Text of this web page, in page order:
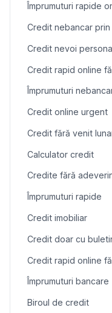
Împrumuturi rapide
Credit nebancar
Credit nevoi
Credit rapid online
Împrumuturi
Credit online urgent
Credit fără venit
Calculator credit
Credite fără
Împrumuturi rapide
Credit imobiliar
Credit doar cu
Credit rapid online
Împrumuturi bancare
Biroul de credit